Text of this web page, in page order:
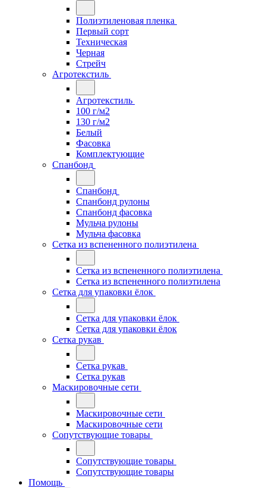
Полиэтиленовая пленка
Первый сорт
Техническая
Черная
Стрейч
Агротекстиль
Агротекстиль
100 г/м2
130 г/м2
Белый
Фасовка
Комплектующие
Спанбонд
Спанбонд
Спанбонд рулоны
Спанбонд фасовка
Мульча рулоны
Мульча фасовка
Сетка из вспененного полиэтилена
Сетка из вспененного полиэтилена
Сетка из вспененного полиэтилена
Сетка для упаковки ёлок
Сетка для упаковки ёлок
Сетка для упаковки ёлок
Сетка рукав
Сетка рукав
Сетка рукав
Маскировочные сети
Маскировочные сети
Маскировочные сети
Сопутствующие товары
Сопутствующие товары
Сопутствующие товары
Помощь